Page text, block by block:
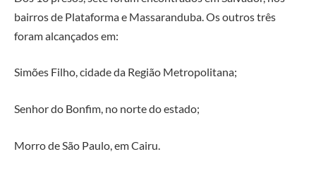
bairros de Plataforma e Massaranduba. Os outros três
foram alcançados em:
Simões Filho, cidade da Região Metropolitana;
Senhor do Bonfim, no norte do estado;
Morro de São Paulo, em Cairu.